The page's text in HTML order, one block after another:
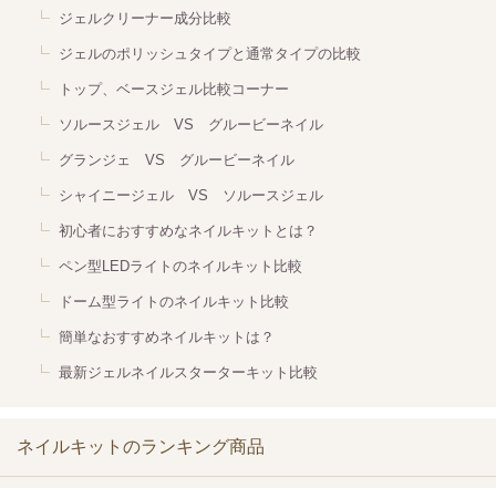
ジェルクリーナー成分比較
ジェルのポリッシュタイプと通常タイプの比較
トップ、ベースジェル比較コーナー
ソルースジェル VS グルービーネイル
グランジェ VS グルービーネイル
シャイニージェル VS ソルースジェル
初心者におすすめなネイルキットとは？
ペン型LEDライトのネイルキット比較
ドーム型ライトのネイルキット比較
簡単なおすすめネイルキットは？
最新ジェルネイルスターターキット比較
ネイルキットのランキング商品